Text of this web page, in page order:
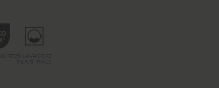
100SÌ LAVAGGIO
INDUSTRIALE